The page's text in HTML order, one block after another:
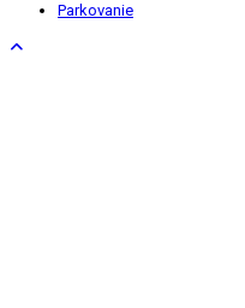
Parkovanie